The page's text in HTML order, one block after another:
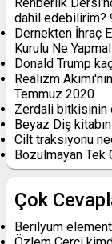
dahil edebilirim?
Dernekten İhraç
Kurulu Ne
Donald Trump
Realizm
Temmuz 2020
Zerdali bitkisinin
Beyaz Diş
Cilt traksiyonu
Bozulmayan Tek
Çok
Berilyum